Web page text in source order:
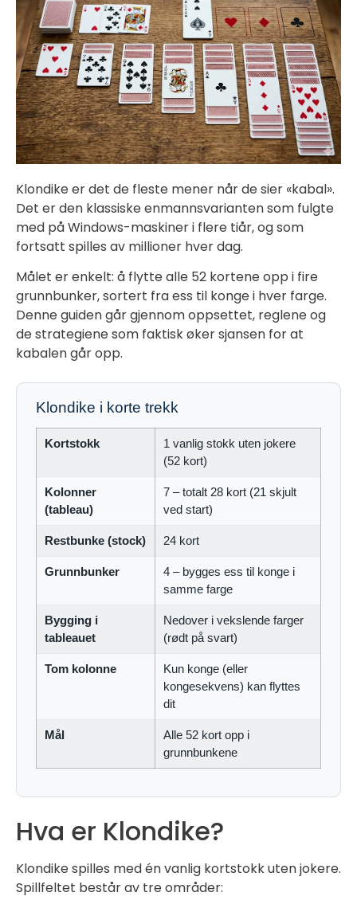
Klondike er det de fleste mener når de sier «kabal».
Det er den klassiske enmannsvarianten som fulgte
med på Windows-maskiner i flere tiår, og som
fortsatt spilles av millioner hver dag.
Målet er enkelt: å flytte alle 52 kortene opp i fire
grunnbunker, sortert fra ess til konge i hver farge.
Denne guiden går gjennom oppsettet, reglene og
de strategiene som faktisk øker sjansen for at
kabalen går opp.
Klondike i korte trekk
Kortstokk
1 vanlig stokk uten jokere
(52 kort)
Kolonner
(tableau)
7 – totalt 28 kort (21 skjult
ved start)
Restbunke (stock) 24 kort
Grunnbunker
4 – bygges ess til konge i
samme farge
Bygging i
tableauet
Nedover i vekslende farger
(rødt på svart)
Tom kolonne
Kun konge (eller
kongesekvens) kan flyttes
dit
Mål
Alle 52 kort opp i
grunnbunkene
Hva er Klondike?
Klondike spilles med én vanlig kortstokk uten jokere.
Spillfeltet består av tre områder: